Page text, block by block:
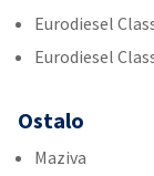
Eurodiesel
Eurodiesel
Ostalo
Maziva